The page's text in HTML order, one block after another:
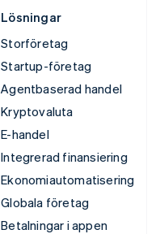
Lösningar
Storföretag
Startup-företag
Agentbaserad handel
Kryptovaluta
E-handel
Integrerad finansiering
Ekonomiautomatisering
Globala företag
Betalningar i appen